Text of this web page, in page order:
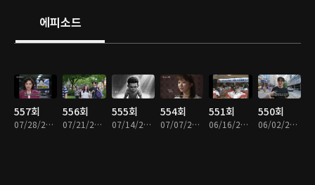
에피소드
557회
07/28/2026 • 49분
556회
07/21/2026 • 47분
555회
07/14/2026 • 49분
554회
07/07/2026 • 49분
551회
06/16/2026 • 49분
550회
06/02/2026 • 48분